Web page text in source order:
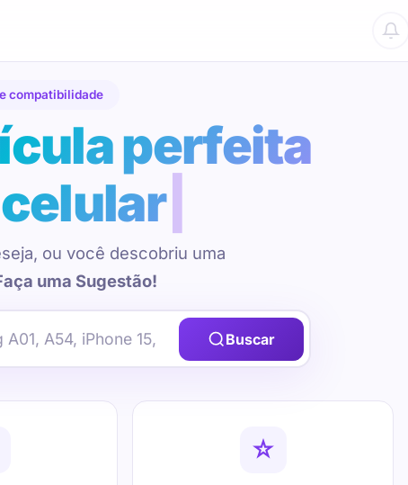
compatibilidade
perfeita
ou você descobriu uma
uma Sugestão!
Buscar